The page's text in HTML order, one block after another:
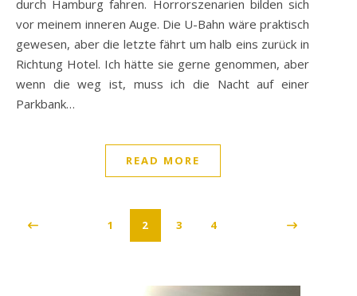
durch Hamburg fahren. Horrorszenarien bilden sich
vor meinem inneren Auge. Die U-Bahn wäre praktisch
gewesen, aber die letzte fährt um halb eins zurück in
Richtung Hotel. Ich hätte sie gerne genommen, aber
wenn die weg ist, muss ich die Nacht auf einer
Parkbank…
READ MORE
1 2 3 4